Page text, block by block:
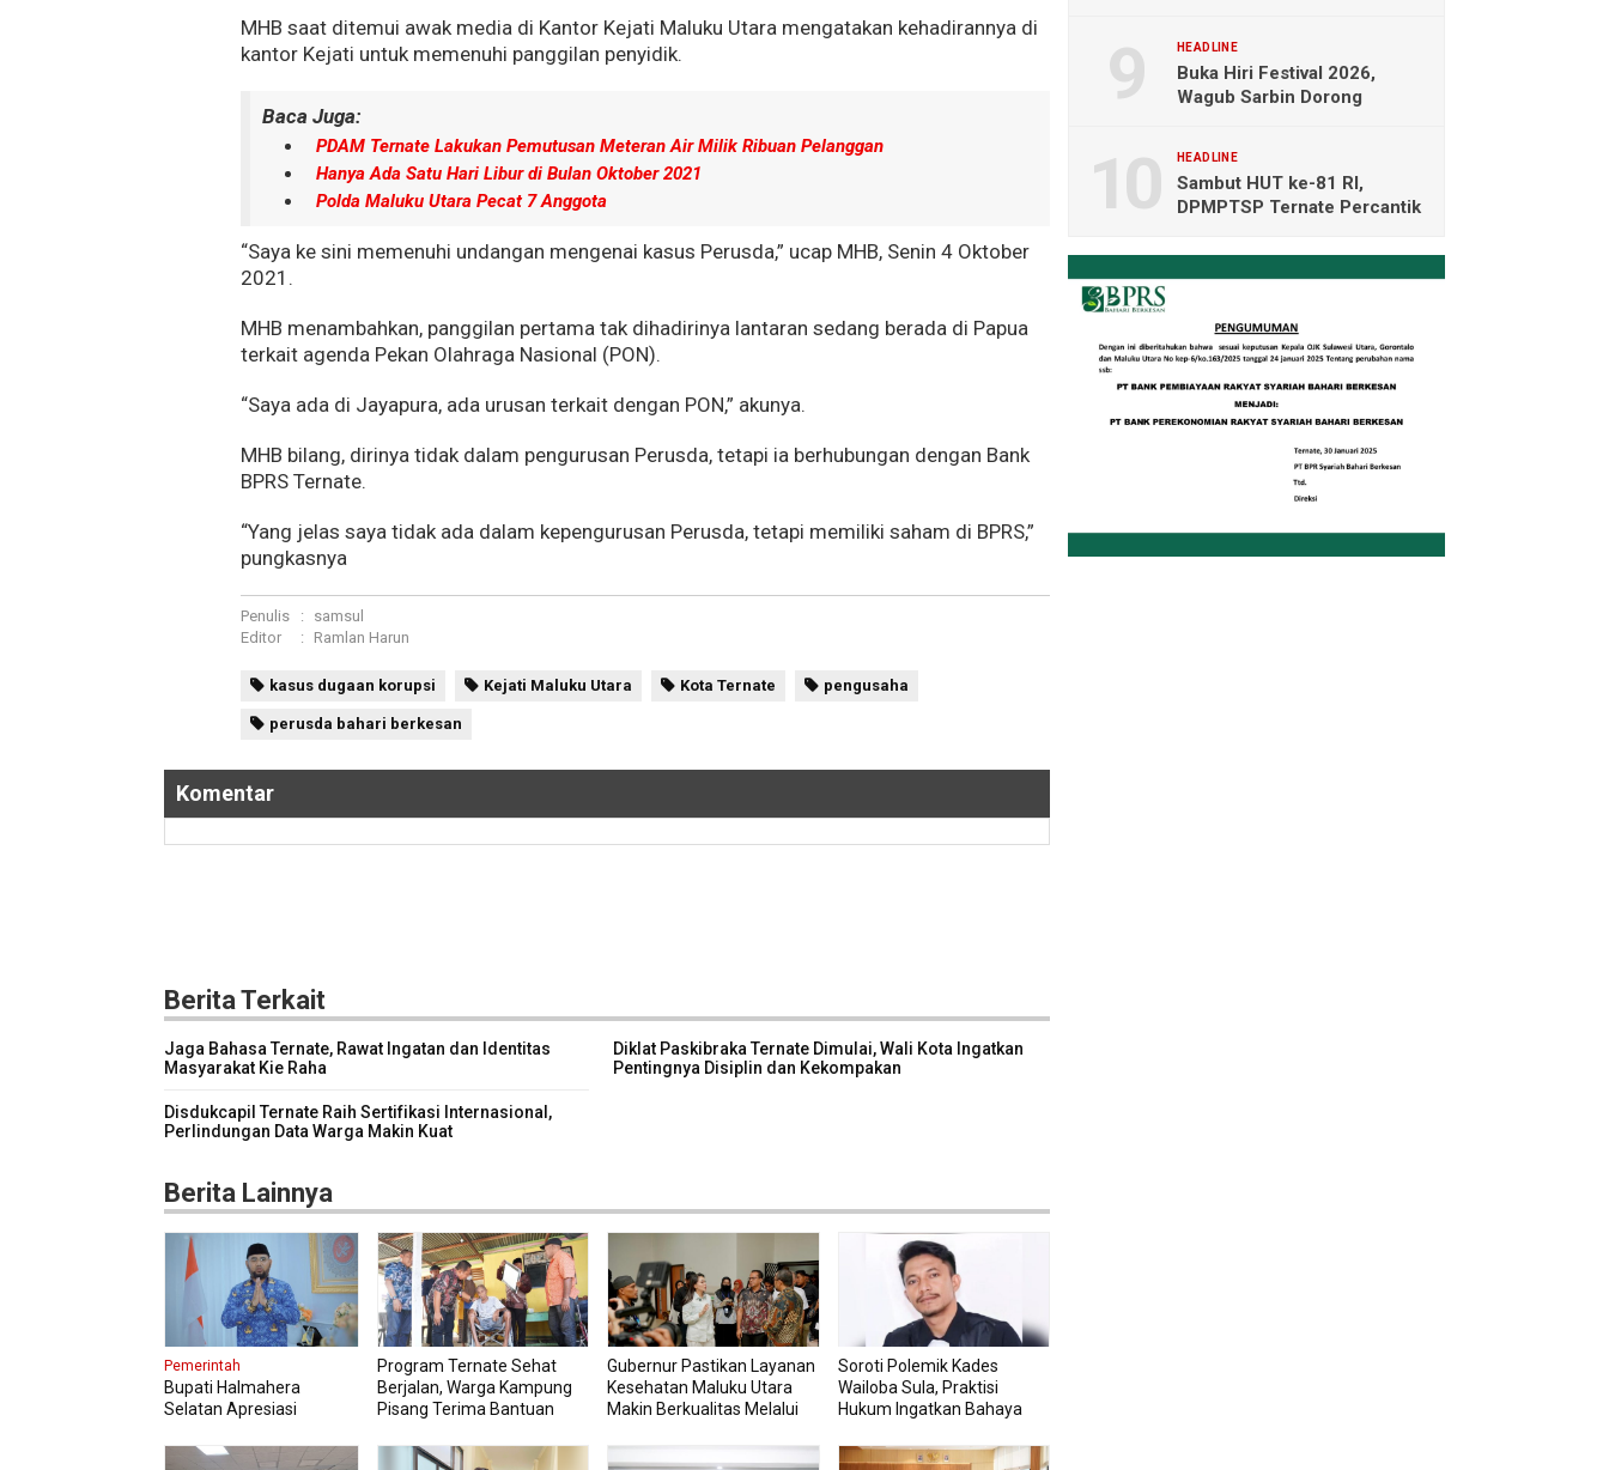
MHB saat ditemui awak media di Kantor Kejati Maluku Utara mengatakan kehadirannya di
kantor Kejati untuk memenuhi panggilan penyidik.
Baca Juga:
PDAM Ternate Lakukan Pemutusan Meteran Air Milik Ribuan Pelanggan
Hanya Ada Satu Hari Libur di Bulan Oktober 2021
Polda Maluku Utara Pecat 7 Anggota
“Saya ke sini memenuhi undangan mengenai kasus Perusda,” ucap MHB, Senin 4 Oktober
2021.
MHB menambahkan, panggilan pertama tak dihadirinya lantaran sedang berada di Papua
terkait agenda Pekan Olahraga Nasional (PON).
“Saya ada di Jayapura, ada urusan terkait dengan PON,” akunya.
MHB bilang, dirinya tidak dalam pengurusan Perusda, tetapi ia berhubungan dengan Bank
BPRS Ternate.
“Yang jelas saya tidak ada dalam kepengurusan Perusda, tetapi memiliki saham di BPRS,”
pungkasnya
Penulis :
samsul
Editor
: Ramlan Harun
kasus dugaan korupsi Kejati Maluku Utara Kota Ternate pengusaha
perusda bahari berkesan
Komentar
Berita Terkait
Jaga Bahasa Ternate, Rawat Ingatan dan Identitas
Masyarakat Kie Raha
Diklat Paskibraka Ternate Dimulai, Wali Kota Ingatkan
Pentingnya Disiplin dan Kekompakan
Disdukcapil Ternate Raih Sertifikasi Internasional,
Perlindungan Data Warga Makin Kuat
Berita Lainnya
Pemerintah
Bupati Halmahera
Selatan Apresiasi
Transformasi Digital
Program Ternate Sehat
Berjalan, Warga Kampung
Pisang Terima Bantuan
Gubernur Pastikan Layanan
Kesehatan Maluku Utara
Makin Berkualitas Melalui
Soroti Polemik Kades
Wailoba Sula, Praktisi
Hukum Ingatkan Bahaya
HEADLINE
Buka Hiri Festival 2026,
Wagub Sarbin Dorong
HEADLINE
Sambut HUT ke-81 RI,
DPMPTSP Ternate Percantik
Merah Putih